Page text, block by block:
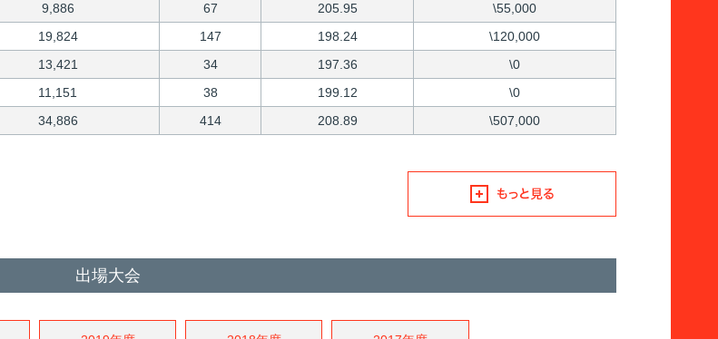
9,886 67 205.95
\55,000
19,824 147 198.24
\120,000
13,421 34 197.36
\0
11,151 38 199.12
\0
34,886 414 208.89 \507,000
出場大会